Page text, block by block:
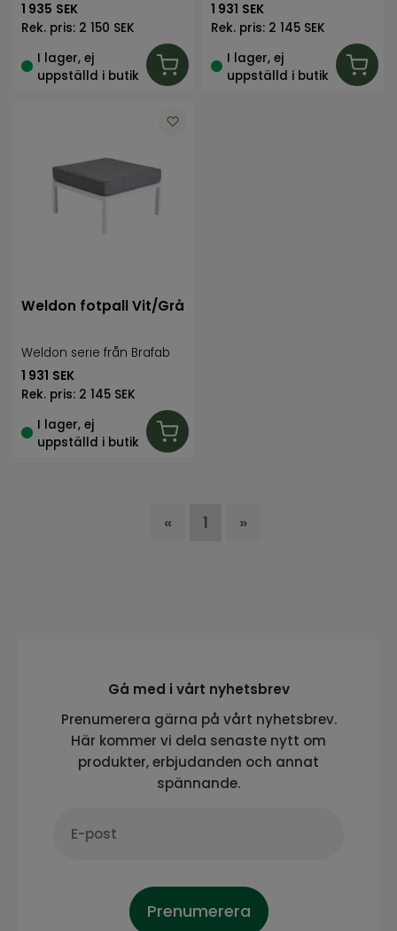
1 935 SEK
Rek. pris: 2 150 SEK
I lager, ej
uppställd i butik
1 931 SEK
Rek. pris: 2 145 SEK
I lager, ej
uppställd i butik
Weldon fotpall Vit/Grå
Weldon serie från Brafab
1 931 SEK
Rek. pris: 2 145 SEK
I lager, ej
uppställd i butik
« 1 »
Gå med i vårt nyhetsbrev
Prenumerera gärna på vårt nyhetsbrev.
Här kommer vi dela senaste nytt om
produkter, erbjudanden och annat
spännande.
Prenumerera